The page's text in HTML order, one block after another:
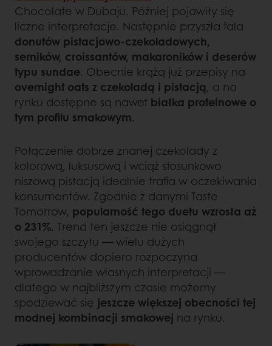
Chocolate w Dubaju. Później pojawiły się
liczne interpretacje. Następnie przyszła fala
donutów pistacjowo‑czekoladowych,
serników, croissantów, makaroników i deserów
typu sundae. Obecnie krążą już przepisy na
overnight oats z czekoladą i pistacją, a na
rynku dostępne są nawet białka proteinowe o
tym profilu smakowym.
Połączenie dobrze znanej czekolady z
kolorową, luksusową i wciąż stosunkowo
niszową pistacją idealnie trafia w oczekiwania
konsumentów. Zgodnie z danymi Taste
Tomorrow, popularność tego duetu wzrosła aż
o 231%. Trend ten jeszcze nie osiągnął
swojego szczytu — wielu dużych
producentów dopiero rozpoczyna
wprowadzanie własnych interpretacji —
dlatego w najbliższym czasie możemy
spodziewać się jeszcze większej obecności tej
modnej kombinacji smakowej na rynku.